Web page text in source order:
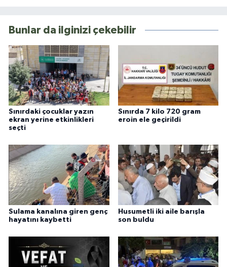
Bunlar da ilginizi çekebilir
Sınırdaki çocuklar yazın
ekran yerine etkinlikleri
seçti
Sınırda 7 kilo 720 gram
eroin ele geçirildi
Sulama kanalına giren genç
hayatını kaybetti
Husumetli iki aile barışla
son buldu